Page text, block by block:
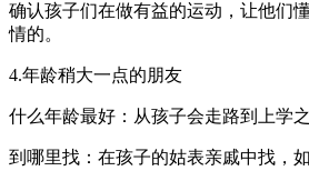
确认孩子们在做有益的运动，让他们
情的。
4.年龄稍大一点的朋友
什么年龄最好：从孩子会走路到上学
到哪里找：在孩子的姑表亲戚中找，